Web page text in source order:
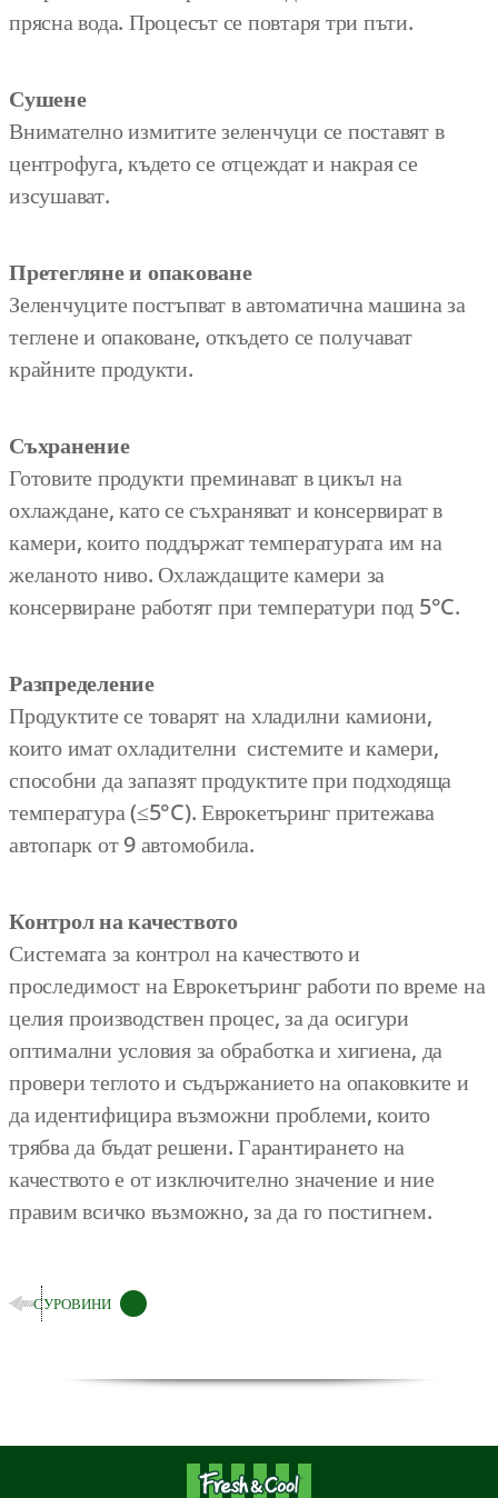
прясна вода. Процесът се повтаря три пъти.
Сушене
Внимателно измитите зеленчуци се поставят в
центрофуга, където се отцеждат и накрая се
изсушават.
Претегляне и опаковане
Зеленчуците постъпват в автоматична машина за
теглене и опаковане, откъдето се получават
крайните продукти.
Съхранение
Готовите продукти преминават в цикъл на
охлаждане, като се съхраняват и консервират в
камери, които поддържат температурата им на
желаното ниво. Охлаждащите камери за
консервиране работят при температури под 5°C.
Разпределение
Продуктите се товарят на хладилни камиони,
които имат охладителни системите и камери,
способни да запазят продуктите при подходяща
температура (≤5°C). Еврокетъринг притежава
автопарк от 9 автомобила.
Контрол на качеството
Системата за контрол на качеството и
проследимост на Еврокетъринг работи по време на
целия производствен процес, за да осигури
оптимални условия за обработка и хигиена, да
провери теглото и съдържанието на опаковките и
да идентифицира възможни проблеми, които
трябва да бъдат решени. Гарантирането на
качеството е от изключително значение и ние
правим всичко възможно, за да го постигнем.
СУРОВИНИ